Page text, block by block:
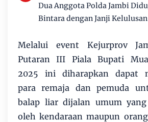
Dua Anggota Polda Jambi
Bintara dengan Janji Kelulusan
Melalui event Kejurprov
Putaran III Piala Bupati
2025 ini diharapkan dapat
para remaja dan pemuda
balap liar dijalan umum
oleh kendaraan maupun